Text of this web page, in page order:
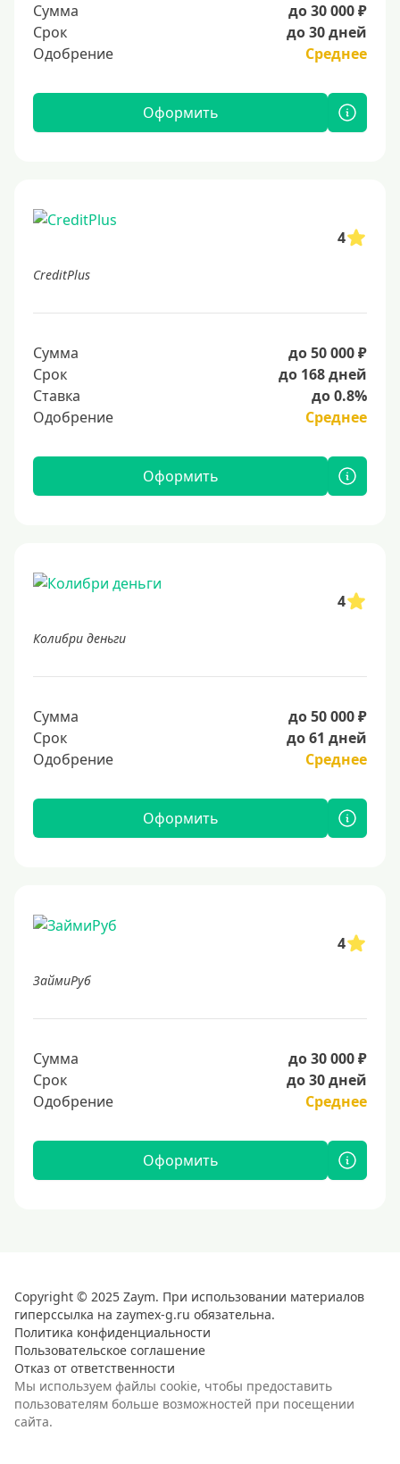
Сумма
до 30 000 ₽
Срок
до 30 дней
Одобрение
Среднее
Оформить
4
CreditPlus
Сумма
до 50 000 ₽
Срок
до 168 дней
Ставка
до 0.8%
Одобрение
Среднее
Оформить
4
Колибри деньги
Сумма
до 50 000 ₽
Срок
до 61 дней
Одобрение
Среднее
Оформить
4
ЗаймиРуб
Сумма
до 30 000 ₽
Срок
до 30 дней
Одобрение
Среднее
Оформить
Copyright © 2025 Zaym. При использовании материалов
гиперссылка на zaymex-g.ru обязательна.
Политика конфиденциальности
Пользовательское соглашение
Отказ от ответственности
Мы используем файлы cookie, чтобы предоставить
пользователям больше возможностей при посещении
сайта.